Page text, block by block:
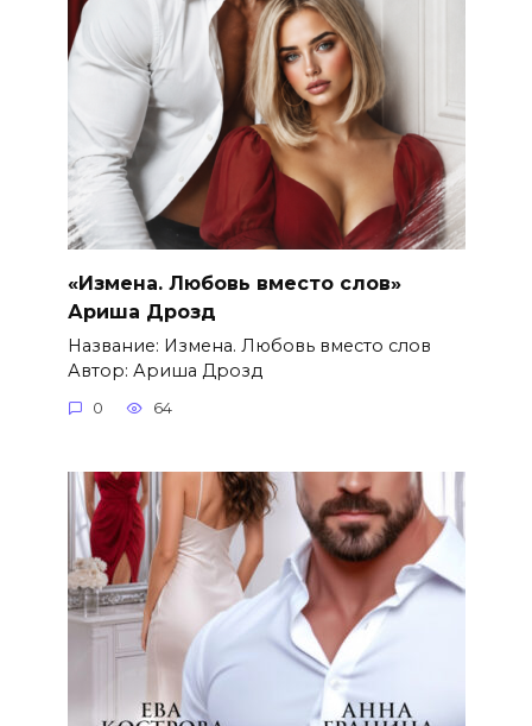
«Измена. Любовь вместо слов»
Ариша Дрозд
Название: Измена. Любовь вместо слов
Автор: Ариша Дрозд
0 64